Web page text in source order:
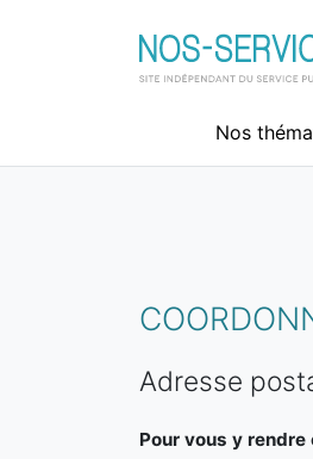
Nos
Adresse
Pour vous y rendre